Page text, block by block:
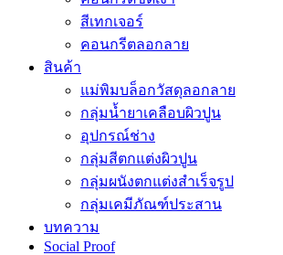
สีเทกเจอร์
คอนกรีตลอกลาย
สินค้า
แม่พิมบล็อกวัสดุลอกลาย
กลุ่มน้ำยาเคลือบผิวปูน
อุปกรณ์ช่าง
กลุ่มสีตกแต่งผิวปูน
กลุ่มผนังตกแต่งสำเร็จรูป
กลุ่มเคมีภัณฑ์ประสาน
บทความ
Social Proof